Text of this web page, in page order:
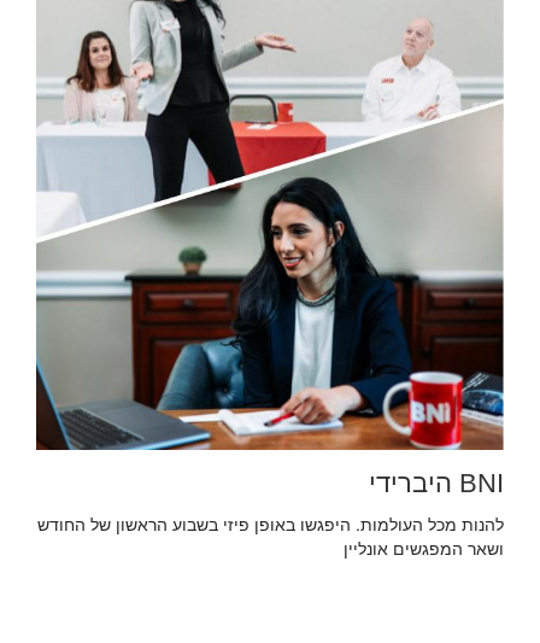
BNI היברידי
להנות מכל העולמות. היפגשו באופן פיזי בשבוע הראשון של החודש
ושאר המפגשים אונליין